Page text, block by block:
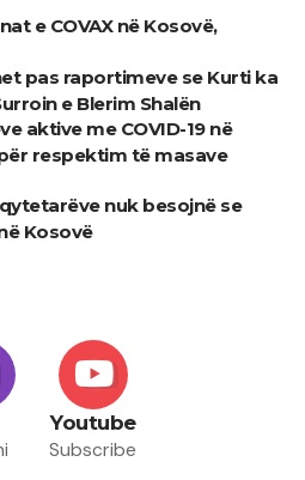
e COVAX në Kosovë,
pas raportimeve se Kurti ka
e Blerim Shalën
aktive me COVID-19 në
respektim të masave
nuk besojnë se
Kosovë
Youtube
Subscribe